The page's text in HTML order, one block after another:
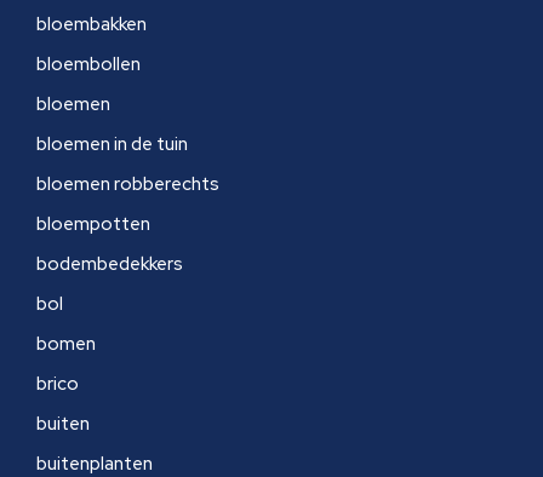
bloembakken
bloembollen
bloemen
bloemen in de tuin
bloemen robberechts
bloempotten
bodembedekkers
bol
bomen
brico
buiten
buitenplanten